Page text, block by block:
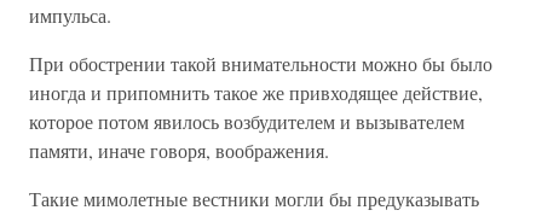
импульса.
При обострении такой внимательности можно бы было
иногда и припомнить такое же привходящее действие,
которое потом явилось возбудителем и вызывателем
памяти, иначе говоря, воображения.
Такие мимолетные вестники могли бы предуказывать